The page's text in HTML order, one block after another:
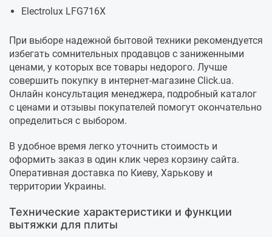
Electrolux LFG716X
При выборе надежной бытовой техники рекомендуется
избегать сомнительных продавцов с заниженными
ценами, у которых все товары недорого. Лучше
совершить покупку в интернет-магазине Click.ua.
Онлайн консультация менеджера, подробный каталог
с ценами и отзывы покупателей помогут окончательно
определиться с выбором.
В удобное время легко уточнить стоимость и
оформить заказ в один клик через корзину сайта.
Оперативная доставка по Киеву, Харькову и
территории Украины.
Технические характеристики и функции
вытяжки для плиты